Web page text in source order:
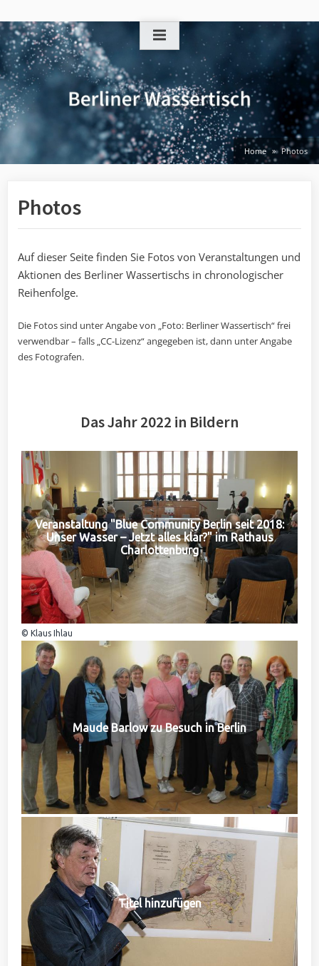
to
content
Home Photos
Photos
Auf dieser Seite finden Sie Fotos von Veranstaltungen und
Aktionen des Berliner Wassertischs in chronologischer
Reihenfolge.
Die Fotos sind unter Angabe von „Foto: Berliner Wassertisch“ frei
verwendbar – falls „CC-Lizenz“ angegeben ist, dann unter Angabe
des Fotografen.
Das Jahr 2022 in Bildern
Veranstaltung "Blue Community Berlin seit 2018:
Unser Wasser – Jetzt alles klar?" im Rathaus
Charlottenburg
© Klaus Ihlau
Maude Barlow zu Besuch in Berlin
Titel hinzufügen